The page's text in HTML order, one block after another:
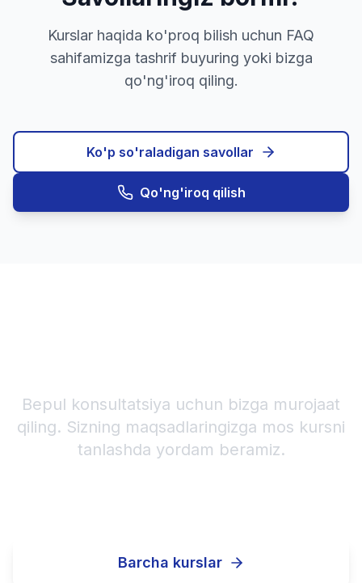
Kurslar haqida ko'proq bilish uchun FAQ
sahifamizga tashrif buyuring yoki bizga
qo'ng'iroq qiling.
Ko'p so'raladigan savollar
Qo'ng'iroq qilish
Bepul konsultatsiya uchun bizga murojaat
qiling. Sizning maqsadlaringizga mos kursni
tanlashda yordam beramiz.
Barcha kurslar